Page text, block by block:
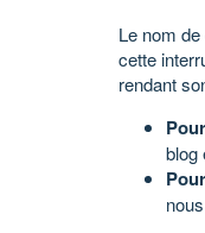
Le nom
cette
rendant
blog